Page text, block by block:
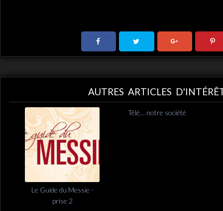
AUTRES ARTICLES
Le Guide du Messie -
prise 2
Télé… notre société